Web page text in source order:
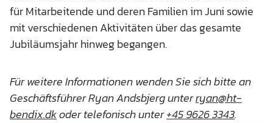
für Mitarbeitende und deren Familien im Juni sowie
mit verschiedenen Aktivitäten über das gesamte
Jubiläumsjahr hinweg begangen.
Für weitere Informationen wenden Sie sich bitte an
Geschäftsführer Ryan Andsbjerg unterryan@ht-
bendix.dkoder telefonisch unter+45 9626 3343.